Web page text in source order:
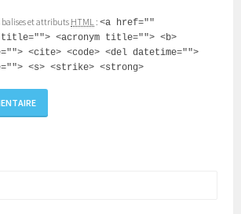
balises et attributs HTML :<a href=""
<acronym title=""> <b>
<cite> <code> <del datetime="">
<s> <strike> <strong>